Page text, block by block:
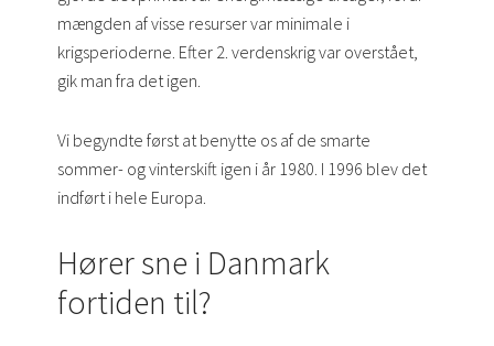
mængden af visse resurser var minimale i
krigsperioderne. Efter 2. verdenskrig var overstået,
gik man fra det igen.
Vi begyndte først at benytte os af de smarte
sommer- og vinterskift igen i år 1980. I 1996 blev det
indført i hele Europa.
Hører sne i Danmark
fortiden til?